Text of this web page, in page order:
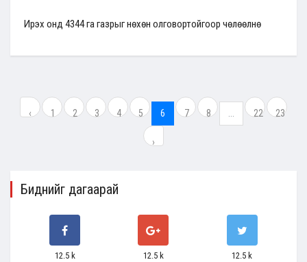
Ирэх онд 4344 га газрыг нөхөн олговортойгоор чөлөөлнө
‹ 1 2 3 4 5 6 7 8 ... 22 23
›
Биднийг дагаарай
12.5 k
12.5 k
12.5 k